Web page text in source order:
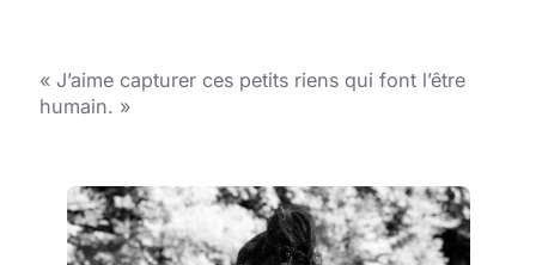
« J’aime capturer ces petits riens qui font l’être
humain. »